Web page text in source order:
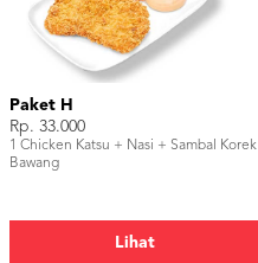
Paket H
Rp. 33.000
1 Chicken Katsu + Nasi + Sambal Korek
Bawang
Lihat